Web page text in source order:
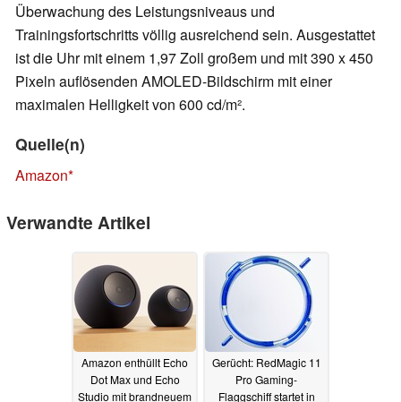
Überwachung des Leistungsniveaus und
Trainingsfortschritts völlig ausreichend sein. Ausgestattet
ist die Uhr mit einem 1,97 Zoll großem und mit 390 x 450
Pixeln auflösenden AMOLED-Bildschirm mit einer
maximalen Helligkeit von 600 cd/m².
Quelle(n)
Amazon
Verwandte Artikel
Amazon enthüllt Echo
Dot Max und Echo
Studio mit brandneuem
Gerücht: RedMagic 11
Pro Gaming-
Flaggschiff startet in